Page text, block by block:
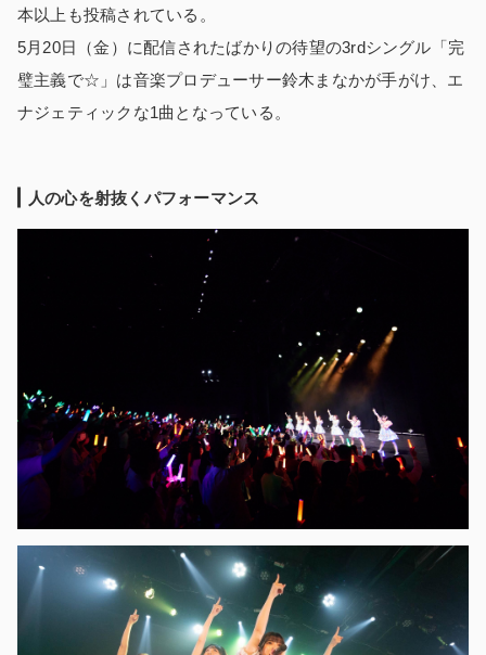
本以上も投稿されている。
5月20日（金）に配信されたばかりの待望の3rdシングル「完
璧主義で☆」は音楽プロデューサー鈴木まなかが手がけ、エ
ナジェティックな1曲となっている。
人の心を射抜くパフォーマンス